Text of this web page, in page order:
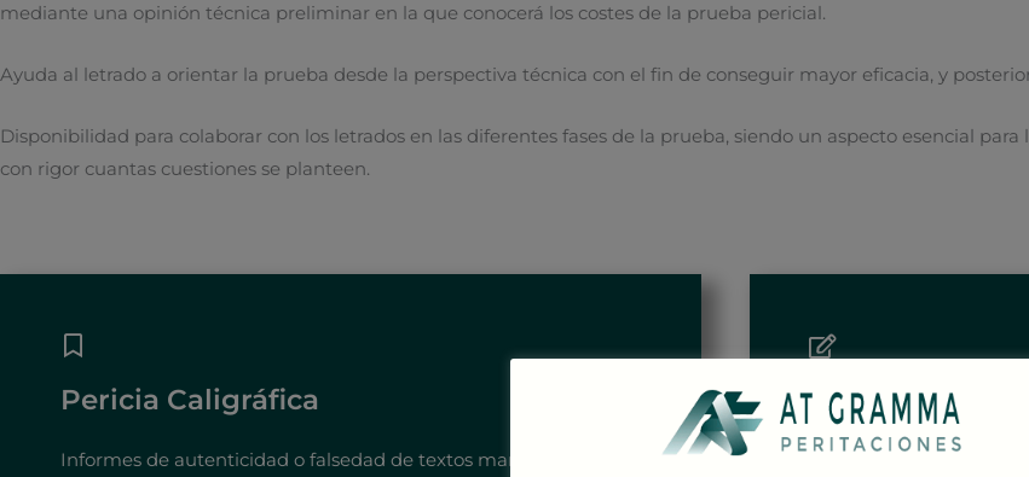
mediante una opinión técnica preliminar en la que conocerá los costes de la prueba pericial.
Ayuda al letrado a orientar la prueba desde la perspectiva técnica con el fin de conseguir mayor eficacia, y
Disponibilidad para colaborar con los letrados en las diferentes fases de la prueba, siendo un aspecto esencial
con rigor cuantas cuestiones se planteen.
Pericia Caligráfica
Informes de autenticidad o falsedad de textos manuscritos y
Investigación de